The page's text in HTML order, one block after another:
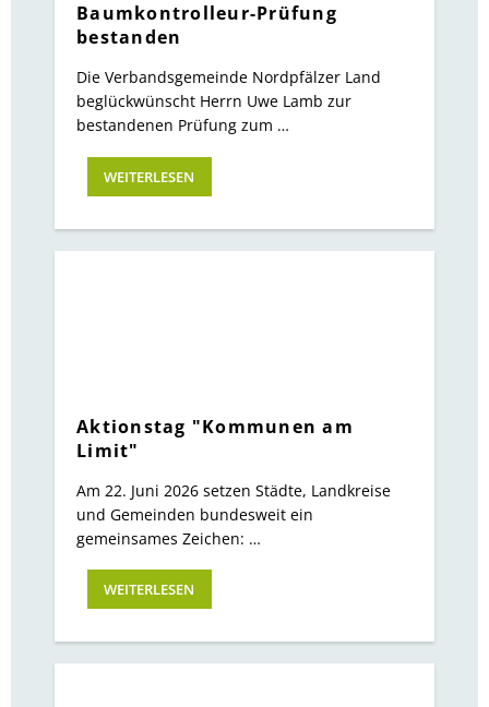
Baumkontrolleur-Prüfung
bestanden
Die Verbandsgemeinde Nordpfälzer Land
beglückwünscht Herrn Uwe Lamb zur
bestandenen Prüfung zum …
WEITERLESEN
Aktionstag "Kommunen am
Limit"
Am 22. Juni 2026 setzen Städte, Landkreise
und Gemeinden bundesweit ein
gemeinsames Zeichen: …
WEITERLESEN